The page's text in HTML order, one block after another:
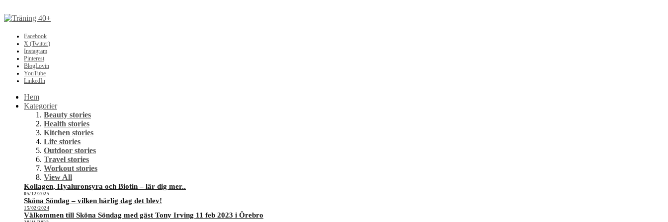
Facebook
X (Twitter)
Instagram
Pinterest
BlogLovin
YouTube
LinkedIn
Hem
Kategorier
Beauty stories
Health stories
Kitchen stories
Life stories
Outdoor stories
Travel stories
Workout stories
View All
Kollagen, Hyaluronsyra och Biotin – lär dig mer..
05/12/2025
Sköna Söndag – vilken härlig dag det blev!
15/02/2024
Välkommen till Sköna Söndag med gäst Tony Irving 11 feb 2023 i Örebro